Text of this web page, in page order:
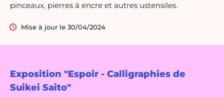
Exposition "Espoir - Calligraphies de
Suikei Saito"
pinceaux, pierres à encre et autres ustensiles.
Mise à jour le 30/04/2024